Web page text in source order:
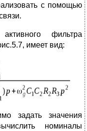
с помощью
активного фильтра
имеет вид:
задать значения
номиналы